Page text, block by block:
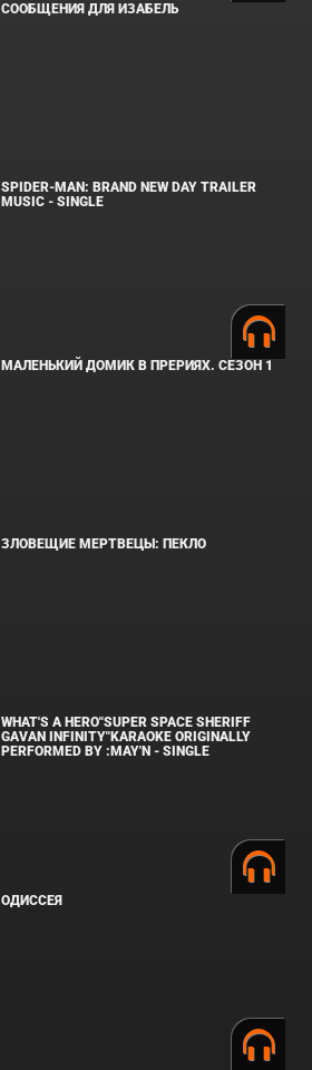
СООБЩЕНИЯ ДЛЯ ИЗАБЕЛЬ
SPIDER-MAN: BRAND NEW DAY TRAILER
MUSIC - SINGLE
МАЛЕНЬКИЙ ДОМИК В ПРЕРИЯХ. СЕЗОН 1
ЗЛОВЕЩИЕ МЕРТВЕЦЫ: ПЕКЛО
WHAT'S A HERO"SUPER SPACE SHERIFF
GAVAN INFINITY"KARAOKE ORIGINALLY
PERFORMED BY :MAY'N - SINGLE
ОДИССЕЯ